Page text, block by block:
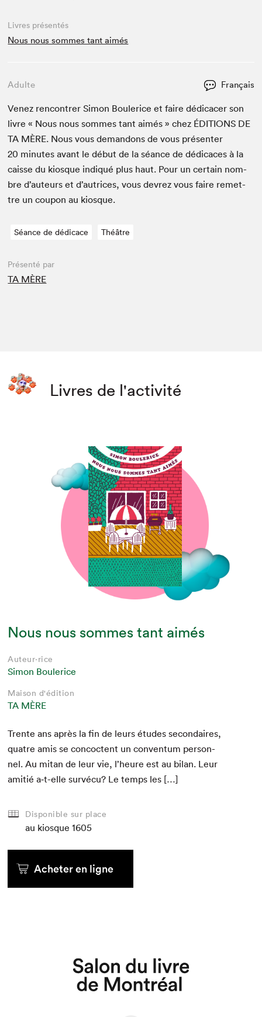
Que cherchez-vous?
Livres présentés
Nous nous sommes tant aimés
Adulte Français
Venez ren­con­tr­er Simon Boulerice et faire dédi­cac­er son
livre « Nous nous sommes tant aimés » chez ÉDI­TIONS DE
TA MÈRE. Nous vous deman­dons de vous présen­ter
20 min­utes avant le début de la séance de dédi­caces à la
caisse du kiosque indiqué plus haut. Pour un cer­tain nom­
bre d’auteurs et d’autrices, vous devrez vous faire remet­
tre un coupon au kiosque.
Séance de dédicace Théâtre
Présenté par
TA MÈRE
Livres de l'activité
Nous nous sommes tant aimés
Auteur·rice
Simon Boulerice
Maison d'édition
TA MÈRE
Trente ans après la fin de leurs études sec­ondaires,
qua­tre amis se con­coctent un con­ven­tum per­son­
nel. Au mitan de leur vie, l’heure est au bilan. Leur
ami­tié a‑t-elle survécu? Le temps les […]
Disponible sur place
au kiosque 1605
Acheter en ligne